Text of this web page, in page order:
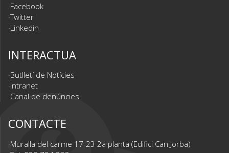
Facebook
Twitter
Linkedin
INTERACTUA
Butlletí de Notícies
Intranet
Canal de denúncies
CONTACTE
Muralla del carme 17-23 2a planta (Edifici Can Jorba)